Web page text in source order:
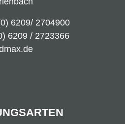
6209/ 2704900
6209 / 2723366